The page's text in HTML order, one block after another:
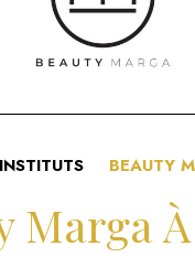
BEAUTY
Marga